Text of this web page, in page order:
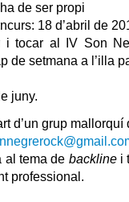
de ser propi
18 d’abril de
i tocar al IV Son
de setmana a l’illa
juny.
d’un grup
al tema de backlinei
professional.